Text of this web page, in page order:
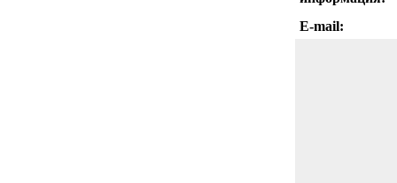
E-mail: